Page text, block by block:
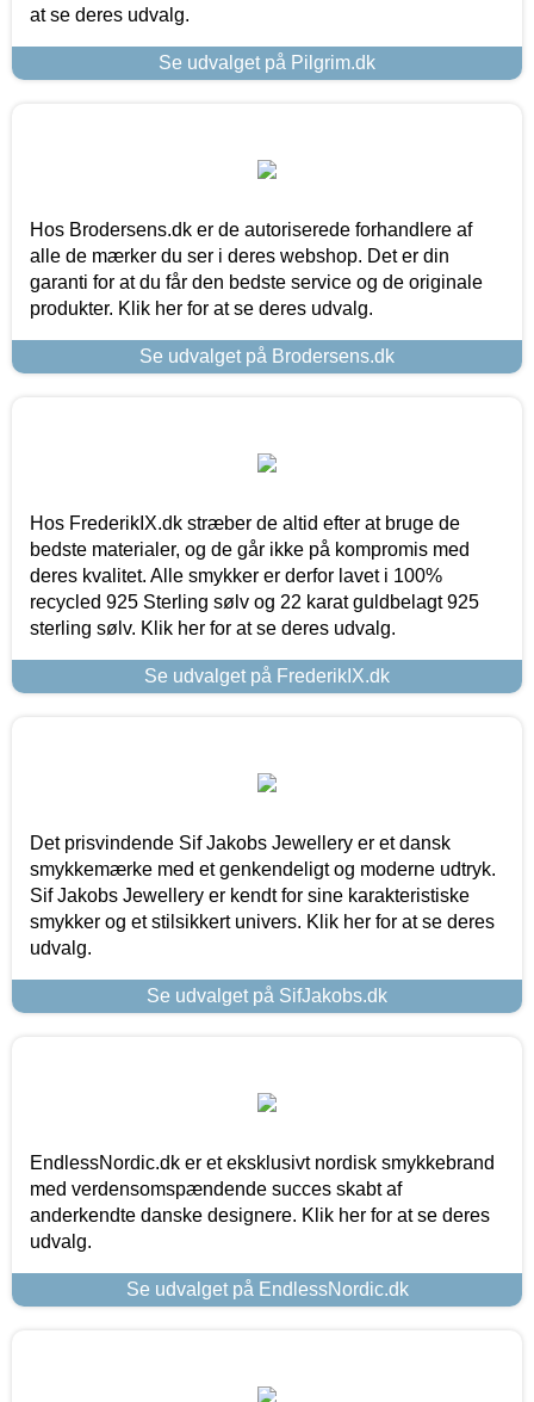
at se deres udvalg.
Se udvalget på Pilgrim.dk
Hos Brodersens.dk er de autoriserede forhandlere af
alle de mærker du ser i deres webshop. Det er din
garanti for at du får den bedste service og de originale
produkter. Klik her for at se deres udvalg.
Se udvalget på Brodersens.dk
Hos FrederikIX.dk stræber de altid efter at bruge de
bedste materialer, og de går ikke på kompromis med
deres kvalitet. Alle smykker er derfor lavet i 100%
recycled 925 Sterling sølv og 22 karat guldbelagt 925
sterling sølv. Klik her for at se deres udvalg.
Se udvalget på FrederikIX.dk
Det prisvindende Sif Jakobs Jewellery er et dansk
smykkemærke med et genkendeligt og moderne udtryk.
Sif Jakobs Jewellery er kendt for sine karakteristiske
smykker og et stilsikkert univers. Klik her for at se deres
udvalg.
Se udvalget på SifJakobs.dk
EndlessNordic.dk er et eksklusivt nordisk smykkebrand
med verdensomspændende succes skabt af
anderkendte danske designere. Klik her for at se deres
udvalg.
Se udvalget på EndlessNordic.dk